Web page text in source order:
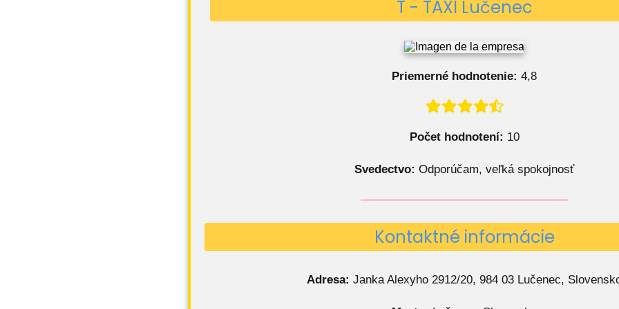
T - TAXI Lučenec
Priemerné hodnotenie: 4,8
Počet hodnotení: 10
Svedectvo: Odporúčam, veľká spokojnosť
Kontaktné informácie
Adresa: Janka Alexyho 2912/20, 984 03 Lučenec,